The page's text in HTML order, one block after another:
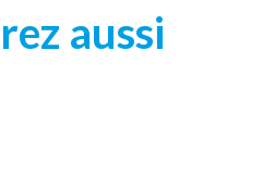
aussi